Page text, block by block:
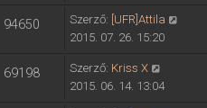
94650 Szerző: [UFR]Attila
2015. 07. 26. 15:20
69198 Szerző: Kriss X
2015. 06. 14. 13:04